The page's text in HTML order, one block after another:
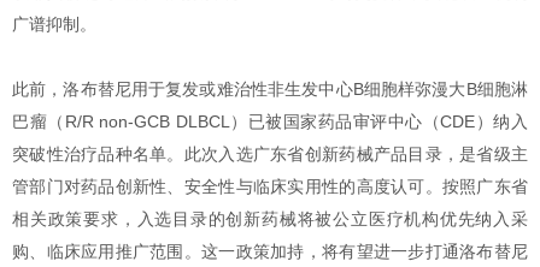
广谱抑制。
此前，洛布替尼用于复发或难治性非生发中心B细胞样弥漫大B细胞淋
巴瘤（R/R non-GCB DLBCL）已被国家药品审评中心（CDE）纳入
突破性治疗品种名单。此次入选广东省创新药械产品目录，是省级主
管部门对药品创新性、安全性与临床实用性的高度认可。按照广东省
相关政策要求，入选目录的创新药械将被公立医疗机构优先纳入采
购、临床应用推广范围。这一政策加持，将有望进一步打通洛布替尼